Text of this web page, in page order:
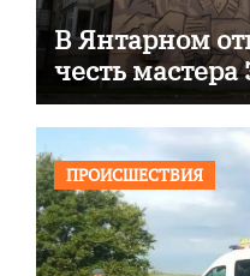
В Янтарном
честь
ПРОИСШЕСТВИЯ